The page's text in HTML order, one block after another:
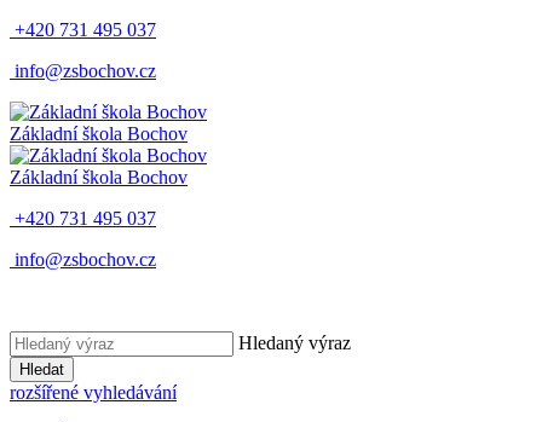
+420 731 495 037
info@zsbochov.cz
Základní škola Bochov
Základní škola Bochov
+420 731 495 037
info@zsbochov.cz
Hledaný výraz
Hledat
rozšířené vyhledávání